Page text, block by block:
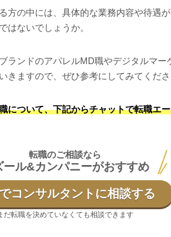
方の中には、具体的な業務内容や待遇
はないでしょうか。
ランドのアパレルMD職やデジタルマー
きますので、ぜひ参考にしてみてくださ
について、下記からチャットで転職エ
転職のご相談なら
ール&カンパニーがおすすめ
コンサルタントに相談する
だ転職を決めていなくても相談できます